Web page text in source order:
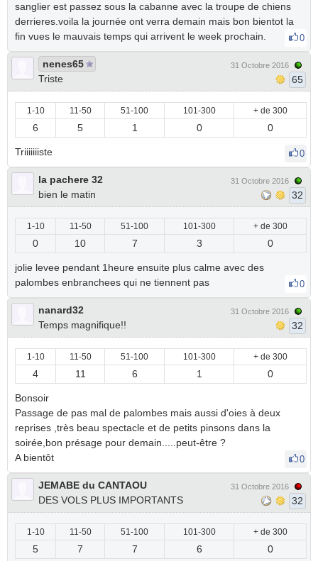
sanglier est passez sous la cabanne avec la troupe de chiens
derrieres.voila la journée ont verra demain mais bon bientot la
fin vues le mauvais temps qui arrivent le week prochain.
0
nenes65
Triste
31 Octobre 2016
65
1-10 11-50 51-100 101-300 + de 300
6 5 1 0 0
Triiiiiiiste 0
la pachere 32
bien le matin
31 Octobre 2016
32
1-10 11-50 51-100 101-300 + de 300
0 10 7 3 0
jolie levee pendant 1heure ensuite plus calme avec des
palombes enbranchees qui ne tiennent pas
0
nanard32
Temps magnifique!!
31 Octobre 2016
32
1-10 11-50 51-100 101-300 + de 300
4 11 6 1 0
Bonsoir
Passage de pas mal de palombes mais aussi d'oies à deux
reprises ,très beau spectacle et de petits pinsons dans la
soirée,bon présage pour demain.....peut-être ?
A bientôt
0
JEMABE du CANTAOU
DES VOLS PLUS IMPORTANTS
31 Octobre 2016
32
1-10 11-50 51-100 101-300 + de 300
5 7 7 6 0